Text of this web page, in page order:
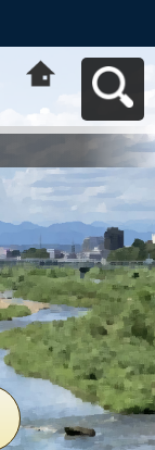
動応援ｻｲﾄ はち
コミねっとへ戻